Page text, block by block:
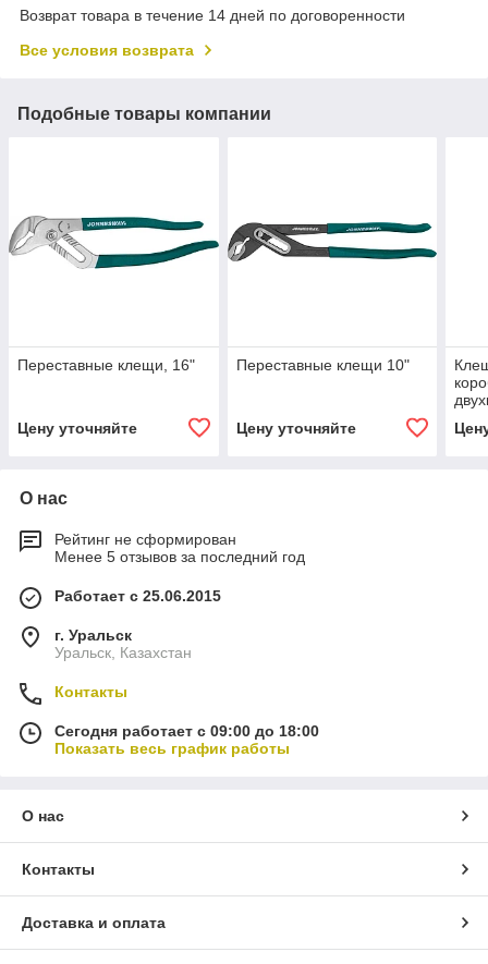
Возврат товара в течение 14 дней по договоренности
Все условия возврата
Подобные товары компании
Переставные клещи, 16"
Цену уточняйте
Переставные клещи 10"
Цену уточняйте
О нас
Рейтинг не сформирован
Менее 5 отзывов за последний год
Работает с 25.06.2015
г. Уральск
Уральск, Казахстан
Контакты
Сегодня работает с 09:00 до 18:00
Показать весь график работы
О нас
Контакты
Доставка и оплата